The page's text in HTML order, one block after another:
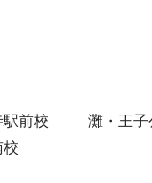
前校
灘・王